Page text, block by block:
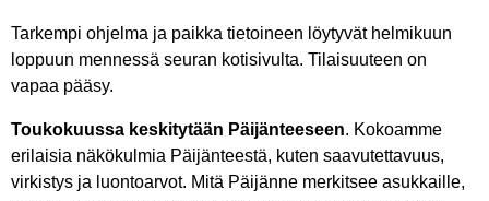
Tarkempi ohjelma ja paikka tietoineen löytyvät helmikuun
loppuun mennessä seuran kotisivulta. Tilaisuuteen on
vapaa pääsy.
Toukokuussa keskitytään Päijänteeseen. Kokoamme
erilaisia näkökulmia Päijänteestä, kuten saavutettavuus,
virkistys ja luontoarvot. Mitä Päijänne merkitsee asukkaille,